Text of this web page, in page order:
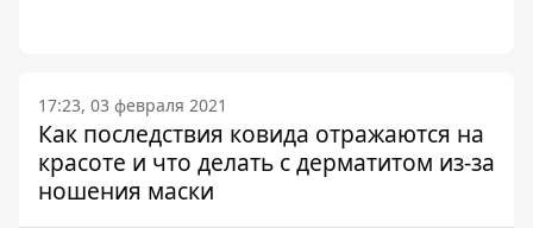
17:23, 03 февраля 2021
Как последствия ковида отражаются на
красоте и что делать с дерматитом из-за
ношения маски